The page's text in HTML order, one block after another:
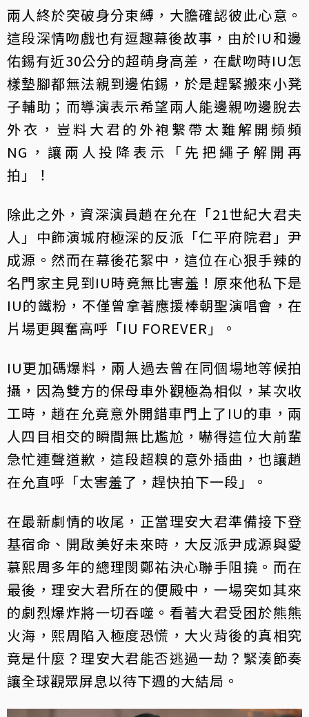
兩人終於突破身分束縛，大膽確認彼此心意。
這段深情吻戲也有逗趣幕後故事，由於IU和邊
佑錫有近30公分的超萌身高差，在獻吻時IU怎
樣墊腳都無法親到邊佑錫，於是趕緊搬來小凳
子輔助；而導演表示希望兩人能邊親吻邊脫去
外衣，豈料大君的外袍繫帶太難解開頻頻
NG，讓兩人投降表示「先把繩子解開再
拍」！
除此之外，資深演員趙在允在「21世紀大君夫
人」中飾演城府極深的反派「仁平府院君」尹
成源。然而在幕後花絮中，這位在心狠手辣的
名門家主見到IU時竟無比害羞！原來他私下是
IU的鐵粉，不僅曾拿著應援棒朝聖演唱會，在
片場更興奮高呼「IU FOREVER」。
IU更加碼爆料，兩人過去曾在同個場地等候拍
攝，因為雙方的保母車外觀極為相似，某次收
工時，趙在允竟意外開錯車門上了IU的車，兩
人四目相交的瞬間無比尷尬，嚇得這位大前輩
急忙連聲道歉，這段超糗的意外插曲，也讓趙
在允直呼「太害羞了，趕快拍下一段」。
在最新劇情的收尾，正當理安大君準備接下登
基宿命、開啟美好未來時，大反派尹成源與愛
慕熙周多年的總理閔鄭祐決心聯手阻撓。而在
最後，理安大君所在的便殿中，一場突如其來
的劇烈爆炸將一切吞噬。看著大君受困於熊熊
火海，熙周陷入極度恐慌，大火背後的真相究
竟是什麼？理安大君能否逃過一劫？緊湊節奏
讓全球觀眾屏息以待下週的大結局。